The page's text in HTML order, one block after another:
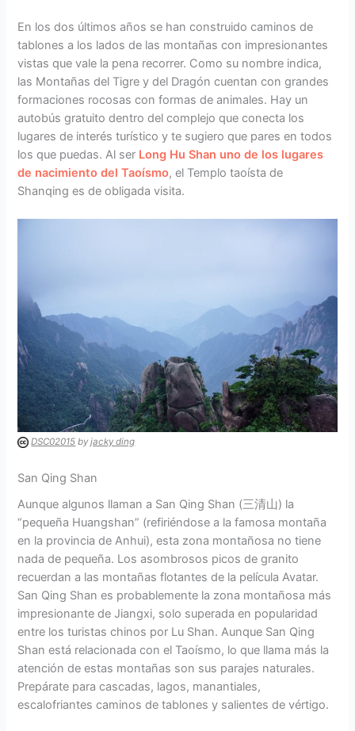
En los dos últimos años se han construido caminos de
tablones a los lados de las montañas con impresionantes
vistas que vale la pena recorrer. Como su nombre indica,
las Montañas del Tigre y del Dragón cuentan con grandes
formaciones rocosas con formas de animales. Hay un
autobús gratuito dentro del complejo que conecta los
lugares de interés turístico y te sugiero que pares en todos
los que puedas. Al ser Long Hu Shan uno de los lugares
de nacimiento del Taoísmo, el Templo taoísta de
Shanqing es de obligada visita.
DSC02015 byjacky ding
San Qing Shan
Aunque algunos llaman a San Qing Shan (三清山) la
“pequeña Huangshan” (refiriéndose a la famosa montaña
en la provincia de Anhui), esta zona montañosa no tiene
nada de pequeña. Los asombrosos picos de granito
recuerdan a las montañas flotantes de la película Avatar.
San Qing Shan es probablemente la zona montañosa más
impresionante de Jiangxi, solo superada en popularidad
entre los turistas chinos por Lu Shan. Aunque San Qing
Shan está relacionada con el Taoísmo, lo que llama más la
atención de estas montañas son sus parajes naturales.
Prepárate para cascadas, lagos, manantiales,
escalofriantes caminos de tablones y salientes de vértigo.